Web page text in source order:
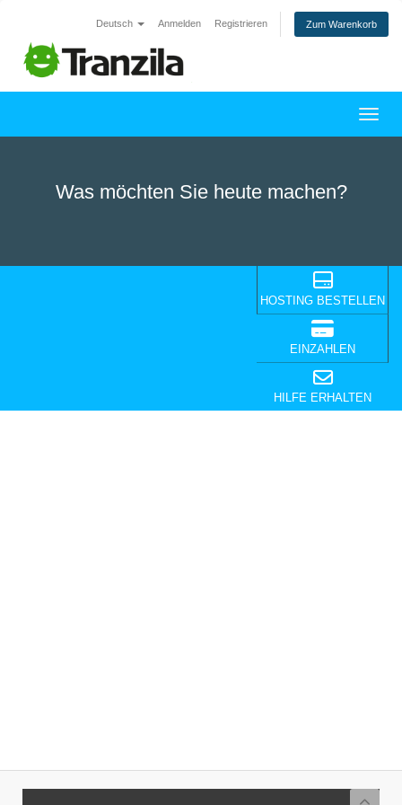
Deutsch Anmelden Registrieren Zum Warenkorb
Was möchten Sie heute machen?
HOSTING BESTELLEN
EINZAHLEN
HILFE ERHALTEN